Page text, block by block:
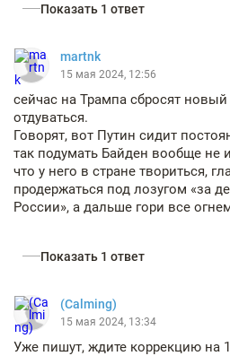
Показать 1 ответ
martnk
15 мая 2024, 12:56
сейчас на Трампа сбросят новый
отдуваться.
Говорят, вот Путин сидит
так подумать Байден вообще не
что у него в стране твориться,
продержаться под лозугом «за
России», а дальше гори все
Показать 1 ответ
(Сalming)
15 мая 2024, 13:34
Уже пишут, ждите коррекцию на